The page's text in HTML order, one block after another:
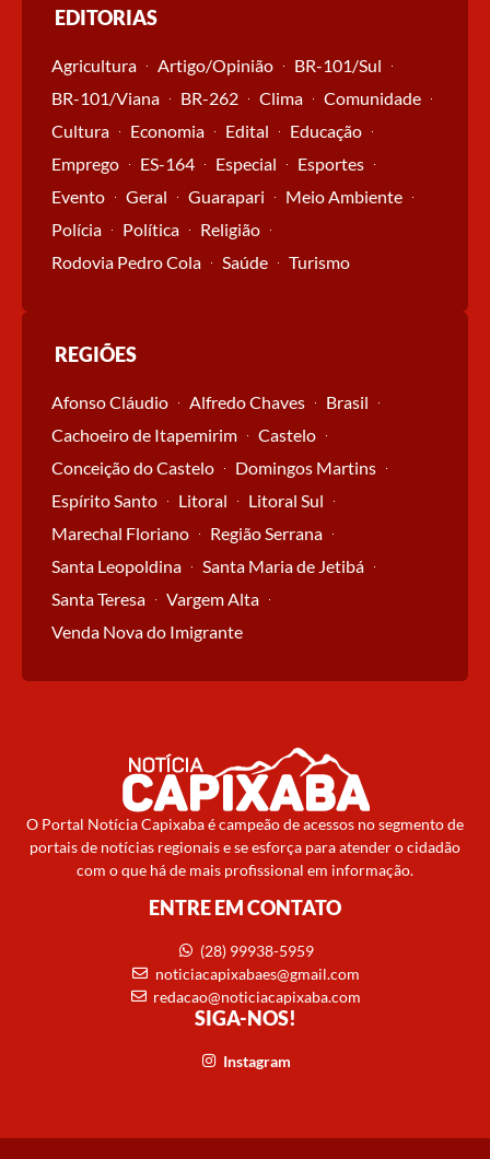
EDITORIAS
Agricultura Artigo/Opinião
BR-101/Sul
BR-101/Viana
BR-262 Clima
Comunidade
Cultura
Economia Edital
Educação
Emprego
ES-164 Especial
Esportes
Evento
Geral Guarapari
Meio Ambiente
Polícia
Política
Religião
Rodovia Pedro Cola
Saúde Turismo
REGIÕES
Afonso Cláudio Alfredo Chaves
Brasil
Cachoeiro de Itapemirim
Castelo
Conceição do Castelo
Domingos Martins
Espírito Santo
Litoral
Litoral Sul
Marechal Floriano
Região Serrana
Santa Leopoldina
Santa Maria de Jetibá
Santa Teresa
Vargem Alta
Venda Nova do Imigrante
O Portal Notícia Capixaba é campeão de acessos no segmento de
portais de notícias regionais e se esforça para atender o cidadão
com o que há de mais profissional em informação.
ENTRE EM CONTATO
(28) 99938-5959
noticiacapixabaes@gmail.com
redacao@noticiacapixaba.com
SIGA-NOS!
Instagram